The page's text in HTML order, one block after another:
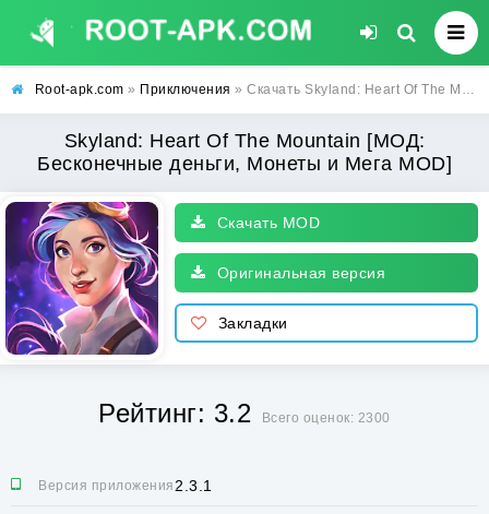
Root-apk.com » Приключения » Скачать Skyland: Heart Of The Mountain [МОД: Бесконечные деньги, Монеты и Мега MOD] | Взлом Skyland: Heart Of The Mountain на Андроид
Skyland: Heart Of The Mountain [МОД:
Бесконечные деньги, Монеты и Мега MOD]
Скачать MOD
Оригинальная версия
Закладки
Рейтинг: 3.2 Всего оценок: 2300
Версия приложения:2.3.1